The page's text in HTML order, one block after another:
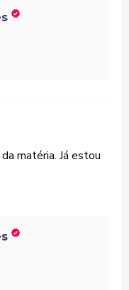
matéria. Já estou